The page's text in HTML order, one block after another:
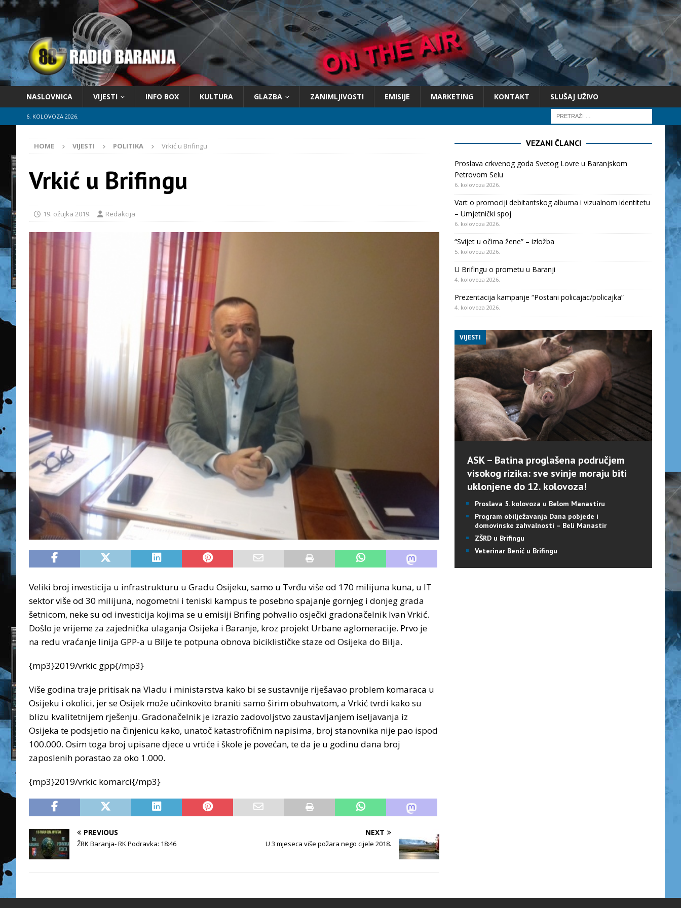
NASLOVNICA VIJESTI INFO BOX KULTURA GLAZBA ZANIMLJIVOSTI EMISIJE MARKETING KONTAKT SLUŠAJ UŽIVO
6. KOLOVOZA 2026.
HOME VIJESTI POLITIKA Vrkić u Brifingu
Vrkić u Brifingu
19. ožujka 2019. Redakcija
Veliki broj investicija u infrastrukturu u Gradu Osijeku, samo u Tvrđu više od 170 milijuna kuna, u IT
sektor više od 30 milijuna, nogometni i teniski kampus te posebno spajanje gornjeg i donjeg grada
šetnicom, neke su od investicija kojima se u emisiji Brifing pohvalio osječki gradonačelnik Ivan Vrkić.
Došlo je vrijeme za zajednička ulaganja Osijeka i Baranje, kroz projekt Urbane aglomeracije. Prvo je
na redu vraćanje linija GPP-a u Bilje te potpuna obnova biciklističke staze od Osijeka do Bilja.
{mp3}2019/vrkic gpp{/mp3}
Više godina traje pritisak na Vladu i ministarstva kako bi se sustavnije riješavao problem komaraca u
Osijeku i okolici, jer se Osijek može učinkovito braniti samo širim obuhvatom, a Vrkić tvrdi kako su
blizu kvalitetnijem rješenju. Gradonačelnik je izrazio zadovoljstvo zaustavljanjem iseljavanja iz
Osijeka te podsjetio na činjenicu kako, unatoč katastrofičnim napisima, broj stanovnika nije pao ispod
100.000. Osim toga broj upisane djece u vrtiće i škole je povećan, te da je u godinu dana broj
zaposlenih porastao za oko 1.000.
{mp3}2019/vrkic komarci{/mp3}
PREVIOUS
ŽRK Baranja- RK Podravka: 18:46
NEXT
U 3 mjeseca više požara nego cijele 2018.
VEZANI ČLANCI
Proslava crkvenog goda Svetog Lovre u Baranjskom
Petrovom Selu
6. kolovoza 2026.
Vart o promociji debitantskog albuma i vizualnom identitetu
– Umjetnički spoj
6. kolovoza 2026.
“Svijet u očima žene” – izložba
5. kolovoza 2026.
U Brifingu o prometu u Baranji
4. kolovoza 2026.
Prezentacija kampanje “Postani policajac/policajka”
4. kolovoza 2026.
VIJESTI
ASK – Batina proglašena područjem
visokog rizika: sve svinje moraju biti
uklonjene do 12. kolovoza!
Proslava 5. kolovoza u Belom Manastiru
Program obilježavanja Dana pobjede i
domovinske zahvalnosti – Beli Manastir
ZŠRD u Brifingu
Veterinar Benić u Brifingu